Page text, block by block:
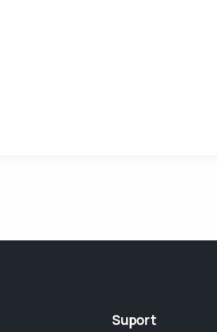
Suport